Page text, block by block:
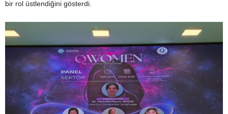
bir rol üstlendiğini gösterdi.